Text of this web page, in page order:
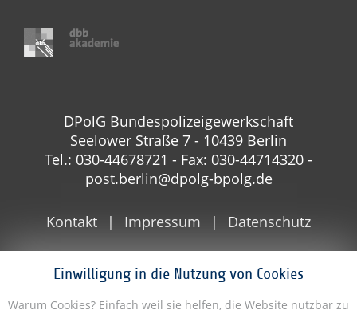
Einwilligung in die Nutzung von Cookies
Warum Cookies? Einfach weil sie helfen, die Website nutzbar zu
DPolG Bundespolizeigewerkschaft
Seelower Straße 7 - 10439 Berlin
Tel.: 030-44678721 - Fax: 030-44714320 -
post.berlin@dpolg-bpolg.de
Kontakt Impressum Datenschutz